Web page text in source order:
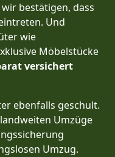
bestätigen, dass
Und
wie
Möbelstücke
versichert
ebenfalls geschult.
Umzüge
Umzug.